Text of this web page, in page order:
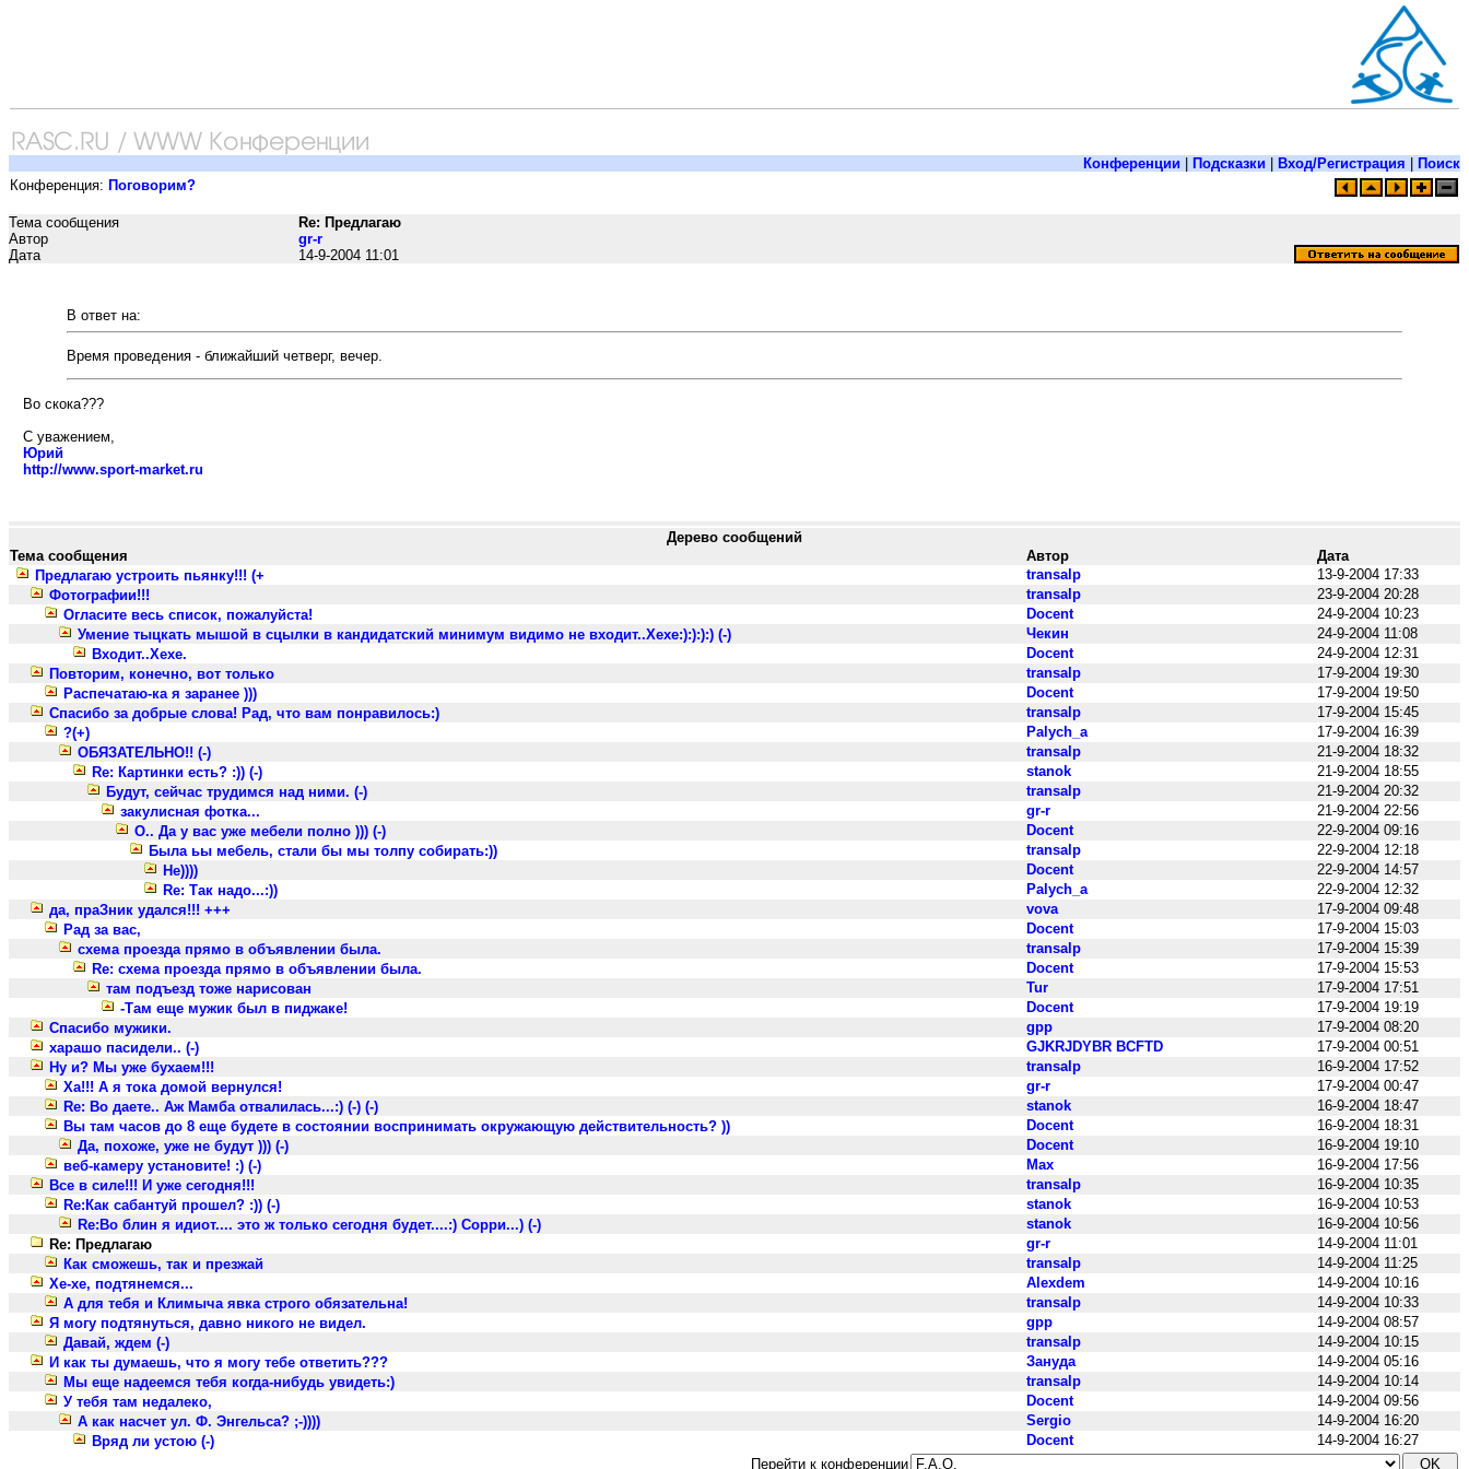
Конференции Подсказки Вход/Регистрация
Поиск
Конференция: Поговорим?
Тема сообщения
Re: Предлагаю
Автор
gr-r
Дата
14-9-2004 11:01
В ответ на:
Время проведения - ближайший четверг, вечер.
Во скока???
С уважением,
Юрий
http://www.sport-market.ru
Дерево сообщений
Тема сообщения
Автор
Дата
Предлагаю устроить пьянку!!! (+
transalp
13-9-2004 17:33
Фотографии!!!
transalp
23-9-2004 20:28
Огласите весь список, пожалуйста!
Docent
24-9-2004 10:23
Умение тыцкать мышой в сцылки в кандидатский минимум видимо не входит..Хехе:):):):) (-)
Чекин
24-9-2004 11:08
Входит..Хехе.
Docent
24-9-2004 12:31
Повторим, конечно, вот только
transalp
17-9-2004 19:30
Распечатаю-ка я заранее )))
Docent
17-9-2004 19:50
Спасибо за добрые слова! Рад, что вам понравилось:)
transalp
17-9-2004 15:45
?(+)
Palych_a
17-9-2004 16:39
ОБЯЗАТЕЛЬНО!! (-)
transalp
21-9-2004 18:32
Re: Картинки есть? :)) (-)
stanok
21-9-2004 18:55
Будут, сейчас трудимся над ними. (-)
transalp
21-9-2004 20:32
закулисная фотка...
gr-r
21-9-2004 22:56
О.. Да у вас уже мебели полно ))) (-)
Docent
22-9-2004 09:16
Была ьы мебель, стали бы мы толпу собирать:))
transalp
22-9-2004 12:18
Не))))
Docent
22-9-2004 14:57
Re: Так надо...:))
Palych_a
22-9-2004 12:32
да, праЗник удался!!! +++
vova
17-9-2004 09:48
Рад за вас,
Docent
17-9-2004 15:03
схема проезда прямо в объявлении была.
transalp
17-9-2004 15:39
Re: схема проезда прямо в объявлении была.
Docent
17-9-2004 15:53
там подъезд тоже нарисован
Tur
17-9-2004 17:51
-Там еще мужик был в пиджаке!
Docent
17-9-2004 19:19
Cпасибо мужики.
gpp
17-9-2004 08:20
харашо пасидели.. (-)
GJKRJDYBR BCFTD
17-9-2004 00:51
Ну и? Мы уже бухаем!!!
transalp
16-9-2004 17:52
Ха!!! А я тока домой вернулся!
gr-r
17-9-2004 00:47
Re: Во даете.. Аж Мамба отвалилась...:) (-) (-)
stanok
16-9-2004 18:47
Вы там часов до 8 еще будете в состоянии воспринимать окружающую действительность? ))
Docent
16-9-2004 18:31
Да, похоже, уже не будут ))) (-)
Docent
16-9-2004 19:10
веб-камеру установите! :) (-)
Max
16-9-2004 17:56
Все в силе!!! И уже сегодня!!!
transalp
16-9-2004 10:35
Re:Как сабантуй прошел? :)) (-)
stanok
16-9-2004 10:53
Re:Во блин я идиот.... это ж только сегодня будет....:) Сорри...) (-)
stanok
16-9-2004 10:56
Re: Предлагаю
gr-r
14-9-2004 11:01
Как сможешь, так и презжай
transalp
14-9-2004 11:25
Хе-хе, подтянемся...
Alexdem
14-9-2004 10:16
А для тебя и Климыча явка строго обязательна!
transalp
14-9-2004 10:33
Я могу подтянуться, давно никого не видел.
gpp
14-9-2004 08:57
Давай, ждем (-)
transalp
14-9-2004 10:15
И как ты думаешь, что я могу тебе ответить???
Зануда
14-9-2004 05:16
Мы еще надеемся тебя когда-нибудь увидеть:)
transalp
14-9-2004 10:14
У тебя там недалеко,
Docent
14-9-2004 09:56
А как насчет ул. Ф. Энгельса? ;-))))
Sergio
14-9-2004 16:20
Вряд ли устою (-)
Docent
14-9-2004 16:27
Перейти к конференции